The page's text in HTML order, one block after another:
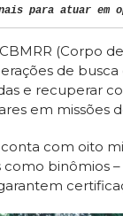
para atuar em
(Corpo
de
e recuperar
em missões
com oito
como binômios